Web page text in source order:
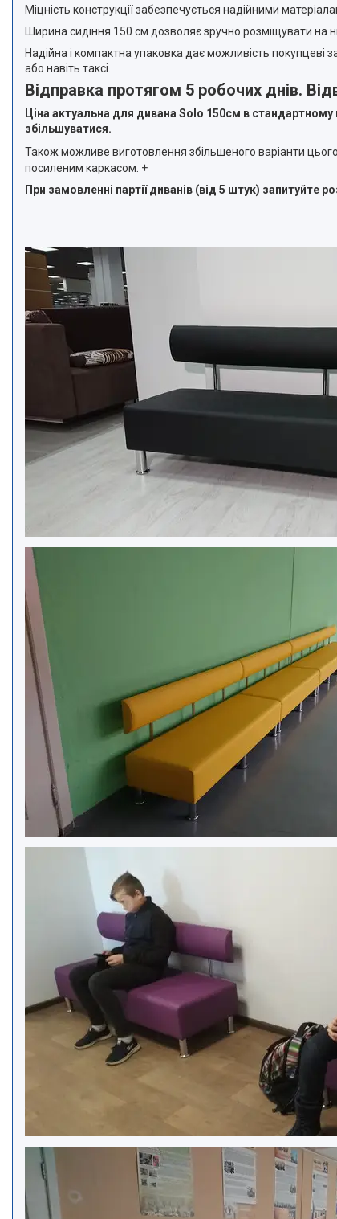
Міцність конструкції забезпечується надійними
Ширина сидіння 150 см дозволяє зручно розміщувати
Надійна і компактна упаковка дає можливість
або навіть таксі.
Відправка протягом 5 робочих днів.
Ціна актуальна для дивана Solo 150см в стандартному
збільшуватися.
Також можливе виготовлення збільшеного варіанти
посиленим каркасом. +
При замовленні партії диванів (від 5 штук) запитуйте